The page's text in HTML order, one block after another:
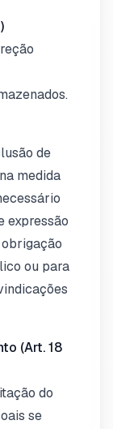
de
medida
expressão
ou para
(Art. 18
do
se